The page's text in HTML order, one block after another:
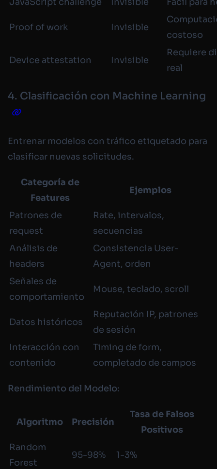
Proof of work Invisible
costoso
Device attestation Invisible
Requiere
real
4. Clasificación con Machine Learning
Entrenar modelos con tráfico etiquetado para
clasificar nuevas solicitudes.
Categoría de
Features
Ejemplos
Patrones de
request
Rate, intervalos,
secuencias
Análisis de
headers
Consistencia User-
Agent, orden
Señales de
comportamiento
Mouse, teclado, scroll
Datos históricos
Reputación IP, patrones
de sesión
Interacción con
contenido
Timing de form,
completado de campos
Rendimiento del Modelo:
Algoritmo Precisión
Tasa de Falsos
Positivos
Random
Forest
95-98% 1-3%